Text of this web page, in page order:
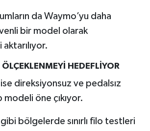
da Waymo’yu daha
bir model olarak
ÖLÇEKLENMEYİ HEDEFLİYOR
direksiyonsuz ve pedalsız
öne çıkıyor.
bölgelerde sınırlı filo testleri